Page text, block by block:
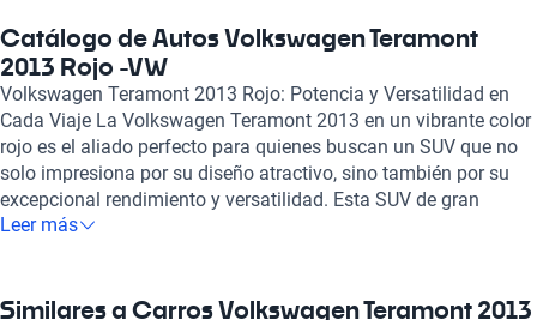
Catálogo de Autos Volkswagen Teramont
2013 Rojo -VW
Volkswagen Teramont 2013 Rojo: Potencia y Versatilidad en
Cada Viaje La Volkswagen Teramont 2013 en un vibrante color
rojo es el aliado perfecto para quienes buscan un SUV que no
solo impresiona por su diseño atractivo, sino también por su
excepcional rendimiento y versatilidad. Esta SUV de gran
tamaño, elegante y robusta, ofrece un amplio espacio interior,
eficiente que permite el confort de todos los pasajeros,
Leer más
Similares a Carros Volkswagen Teramont 2013